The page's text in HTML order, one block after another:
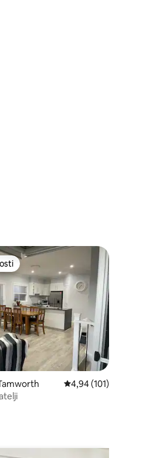
103
s oznakom „Odabrali gosti”
Prosječna ocjena:
4,94 (101)